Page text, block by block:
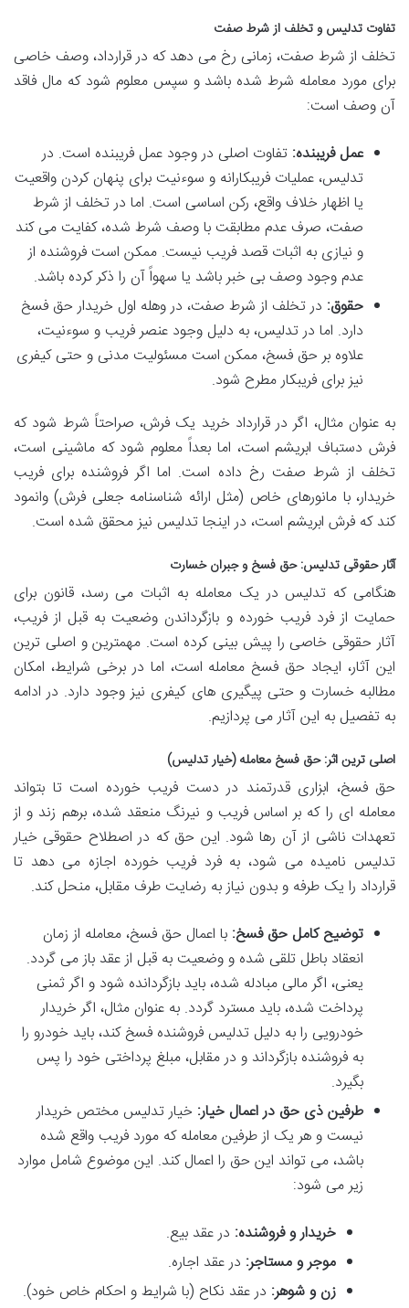
تفاوت تدلیس و تخلف از شرط صفت
تخلف از شرط صفت، زمانی رخ می دهد که در قرارداد، وصف خاصی
برای مورد معامله شرط شده باشد و سپس معلوم شود که مال فاقد
آن وصف است:
عمل فریبنده: تفاوت اصلی در وجود عمل فریبنده است. در
تدلیس، عملیات فریبکارانه و سوءنیت برای پنهان کردن واقعیت
یا اظهار خلاف واقع، رکن اساسی است. اما در تخلف از شرط
صفت، صرف عدم مطابقت با وصف شرط شده، کفایت می کند
و نیازی به اثبات قصد فریب نیست. ممکن است فروشنده از
عدم وجود وصف بی خبر باشد یا سهواً آن را ذکر کرده باشد.
حقوق: در تخلف از شرط صفت، در وهله اول خریدار حق فسخ
دارد. اما در تدلیس، به دلیل وجود عنصر فریب و سوءنیت،
علاوه بر حق فسخ، ممکن است مسئولیت مدنی و حتی کیفری
نیز برای فریبکار مطرح شود.
به عنوان مثال، اگر در قرارداد خرید یک فرش، صراحتاً شرط شود که
فرش دستباف ابریشم است، اما بعداً معلوم شود که ماشینی است،
تخلف از شرط صفت رخ داده است. اما اگر فروشنده برای فریب
خریدار، با مانورهای خاص (مثل ارائه شناسنامه جعلی فرش) وانمود
کند که فرش ابریشم است، در اینجا تدلیس نیز محقق شده است.
آثار حقوقی تدلیس: حق فسخ و جبران خسارت
هنگامی که تدلیس در یک معامله به اثبات می رسد، قانون برای
حمایت از فرد فریب خورده و بازگرداندن وضعیت به قبل از فریب،
آثار حقوقی خاصی را پیش بینی کرده است. مهمترین و اصلی ترین
این آثار، ایجاد حق فسخ معامله است، اما در برخی شرایط، امکان
مطالبه خسارت و حتی پیگیری های کیفری نیز وجود دارد. در ادامه
به تفصیل به این آثار می پردازیم.
اصلی ترین اثر: حق فسخ معامله (خیار تدلیس)
حق فسخ، ابزاری قدرتمند در دست فریب خورده است تا بتواند
معامله ای را که بر اساس فریب و نیرنگ منعقد شده، برهم زند و از
تعهدات ناشی از آن رها شود. این حق که در اصطلاح حقوقی خیار
تدلیس نامیده می شود، به فرد فریب خورده اجازه می دهد تا
قرارداد را یک طرفه و بدون نیاز به رضایت طرف مقابل، منحل کند.
توضیح کامل حق فسخ: با اعمال حق فسخ، معامله از زمان
انعقاد باطل تلقی شده و وضعیت به قبل از عقد باز می گردد.
یعنی، اگر مالی مبادله شده، باید بازگردانده شود و اگر ثمنی
پرداخت شده، باید مسترد گردد. به عنوان مثال، اگر خریدار
خودرویی را به دلیل تدلیس فروشنده فسخ کند، باید خودرو را
به فروشنده بازگرداند و در مقابل، مبلغ پرداختی خود را پس
بگیرد.
طرفین ذی حق در اعمال خیار: خیار تدلیس مختص خریدار
نیست و هر یک از طرفین معامله که مورد فریب واقع شده
باشد، می تواند این حق را اعمال کند. این موضوع شامل موارد
زیر می شود:
خریدار و فروشنده: در عقد بیع.
موجر و مستاجر: در عقد اجاره.
زن و شوهر: در عقد نکاح (با شرایط و احکام خاص خود).